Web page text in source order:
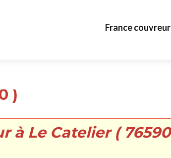
France couvreur
)
à Le Catelier ( 76590